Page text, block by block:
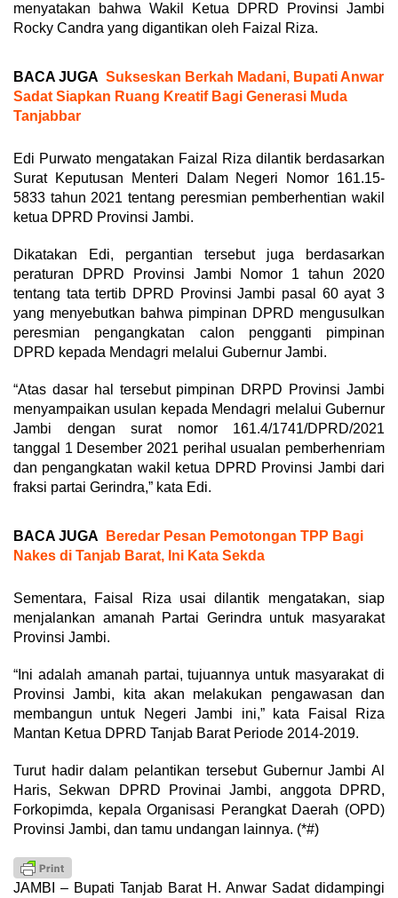
menyatakan bahwa Wakil Ketua DPRD Provinsi Jambi
Rocky Candra yang digantikan oleh Faizal Riza.
BACA JUGA Sukseskan Berkah Madani, Bupati Anwar
Sadat Siapkan Ruang Kreatif Bagi Generasi Muda
Tanjabbar
Edi Purwato mengatakan Faizal Riza dilantik berdasarkan
Surat Keputusan Menteri Dalam Negeri Nomor 161.15-
5833 tahun 2021 tentang peresmian pemberhentian wakil
ketua DPRD Provinsi Jambi.
Dikatakan Edi, pergantian tersebut juga berdasarkan
peraturan DPRD Provinsi Jambi Nomor 1 tahun 2020
tentang tata tertib DPRD Provinsi Jambi pasal 60 ayat 3
yang menyebutkan bahwa pimpinan DPRD mengusulkan
peresmian pengangkatan calon pengganti pimpinan
DPRD kepada Mendagri melalui Gubernur Jambi.
“Atas dasar hal tersebut pimpinan DRPD Provinsi Jambi
menyampaikan usulan kepada Mendagri melalui Gubernur
Jambi dengan surat nomor 161.4/1741/DPRD/2021
tanggal 1 Desember 2021 perihal usualan pemberhenriam
dan pengangkatan wakil ketua DPRD Provinsi Jambi dari
fraksi partai Gerindra,” kata Edi.
BACA JUGA
Beredar Pesan Pemotongan TPP Bagi
Nakes di Tanjab Barat, Ini Kata Sekda
Sementara, Faisal Riza usai dilantik mengatakan, siap
menjalankan amanah Partai Gerindra untuk masyarakat
Provinsi Jambi.
“Ini adalah amanah partai, tujuannya untuk masyarakat di
Provinsi Jambi, kita akan melakukan pengawasan dan
membangun untuk Negeri Jambi ini,” kata Faisal Riza
Mantan Ketua DPRD Tanjab Barat Periode 2014-2019.
Turut hadir dalam pelantikan tersebut Gubernur Jambi Al
Haris, Sekwan DPRD Provinai Jambi, anggota DPRD,
Forkopimda, kepala Organisasi Perangkat Daerah (OPD)
Provinsi Jambi, dan tamu undangan lainnya. (*#)
JAMBI – Bupati Tanjab Barat H. Anwar Sadat didampingi